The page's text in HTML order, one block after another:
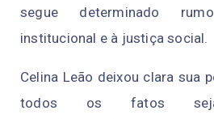
segue determinado rum
institucional e à justiça social.
Celina Leão deixou clara sua
todos os fatos se